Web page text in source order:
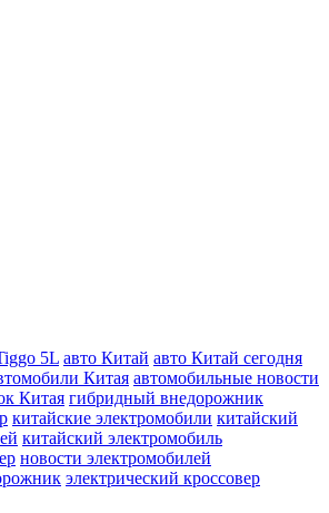
5L авто Китай авто Китай сегодня
Китая автомобильные новости
Китая гибридный внедорожник
китайские электромобили китайский
китайский электромобиль
новости электромобилей
электрический кроссовер